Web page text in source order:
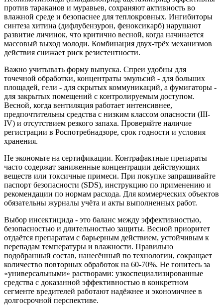
против тараканов и муравьев, сохраняют активность во
влажной среде и безопаснее для теплокровных. Ингибиторы
синтеза хитина (дифлубензурон, феноксикарб) нарушают
развитие личинок, что критично весной, когда начинается
массовый выход молоди. Комбинация двух-трёх механизмов
действия снижает риск резистентности.
Важно учитывать форму выпуска. Спреи удобны для
точечной обработки, концентраты эмульсий - для больших
площадей, гели - для скрытых коммуникаций, а фумигаторы -
для закрытых помещений с контролируемым доступом.
Весной, когда вентиляция работает интенсивнее,
предпочтительны средства с низким классом опасности (III-
IV) и отсутствием резкого запаха. Проверяйте наличие
регистрации в Роспотребнадзоре, срок годности и условия
хранения.
Не экономьте на сертификации. Контрафактные препараты
часто содержат заниженные концентрации действующих
веществ или токсичные примеси. При покупке запрашивайте
паспорт безопасности (SDS), инструкцию по применению и
рекомендации по нормам расхода. Для коммерческих объектов
обязательны журналы учёта и акты выполненных работ.
Выбор инсектицида - это баланс между эффективностью,
безопасностью и длительностью защиты. Весной приоритет
отдаётся препаратам с барьерным действием, устойчивым к
перепадам температуры и влажности. Правильно
подобранный состав, нанесённый по технологии, сокращает
количество повторных обработок на 60-70%. Не гонитесь за
«универсальными» растворами: узкоспециализированные
средства с доказанной эффективностью в конкретном
сегменте вредителей работают надёжнее и экономичнее в
долгосрочной перспективе.